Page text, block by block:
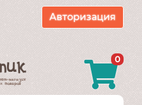
Авторизация
0